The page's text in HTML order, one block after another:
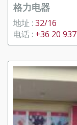
格力电器
地址 : 32/16
电话 : +36 20